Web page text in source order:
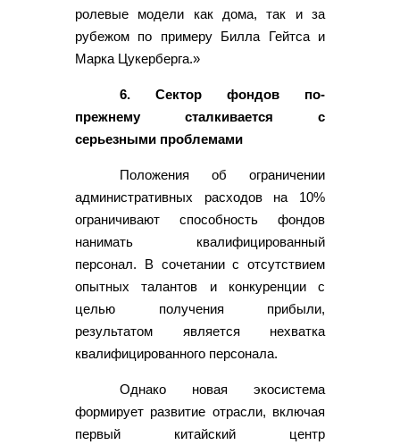
ролевые модели как дома, так и за
рубежом по примеру Билла Гейтса и
Марка Цукерберга.»
6. Сектор фондов по-
прежнему сталкивается с
серьезными проблемами
Положения об ограничении
административных расходов на 10%
ограничивают способность фондов
нанимать квалифицированный
персонал. В сочетании с отсутствием
опытных талантов и конкуренции с
целью получения прибыли,
результатом является нехватка
квалифицированного персонала.
Однако новая экосистема
формирует развитие отрасли, включая
первый китайский центр